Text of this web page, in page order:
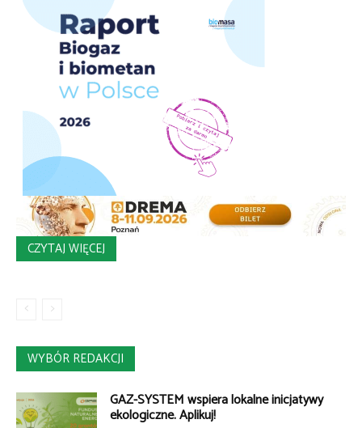
CZYTAJ WIĘCEJ
WYBÓR REDAKCJI
GAZ-SYSTEM wspiera lokalne inicjatywy
ekologiczne. Aplikuj!